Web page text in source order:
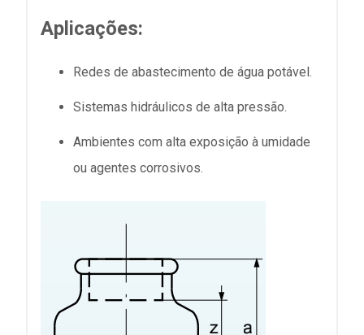
Aplicações:
Redes de abastecimento de água potável.
Sistemas hidráulicos de alta pressão.
Ambientes com alta exposição à umidade
ou agentes corrosivos.